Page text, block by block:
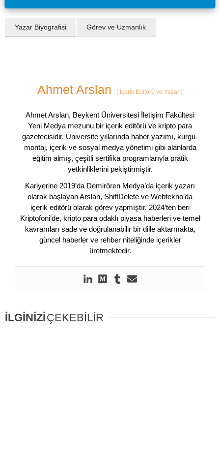
Yazar Biyografisi Görev ve Uzmanlık
Ahmet Arslan ( İçerik Editörü ve Yazar )
Ahmet Arslan, Beykent Üniversitesi İletişim Fakültesi
Yeni Medya mezunu bir içerik editörü ve kripto para
gazetecisidir. Üniversite yıllarında haber yazımı, kurgu-
montaj, içerik ve sosyal medya yönetimi gibi alanlarda
eğitim almış, çeşitli sertifika programlarıyla pratik
yetkinliklerini pekiştirmiştir.
Kariyerine 2019’da Demirören Medya’da içerik yazarı
olarak başlayan Arslan, ShiftDelete ve Webtekno’da
içerik editörü olarak görev yapmıştır. 2024’ten beri
Kriptofoni’de, kripto para odaklı piyasa haberleri ve temel
kavramları sade ve doğrulanabilir bir dille aktarmakta,
güncel haberler ve rehber niteliğinde içerikler
üretmektedir.
İLGİNİZİÇEKEBİLİR